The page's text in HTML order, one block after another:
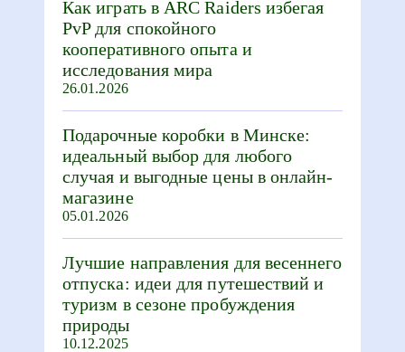
Как играть в ARC Raiders избегая
PvP для спокойного
кооперативного опыта и
исследования мира
26.01.2026
Подарочные коробки в Минске:
идеальный выбор для любого
случая и выгодные цены в онлайн-
магазине
05.01.2026
Лучшие направления для весеннего
отпуска: идеи для путешествий и
туризм в сезоне пробуждения
природы
10.12.2025